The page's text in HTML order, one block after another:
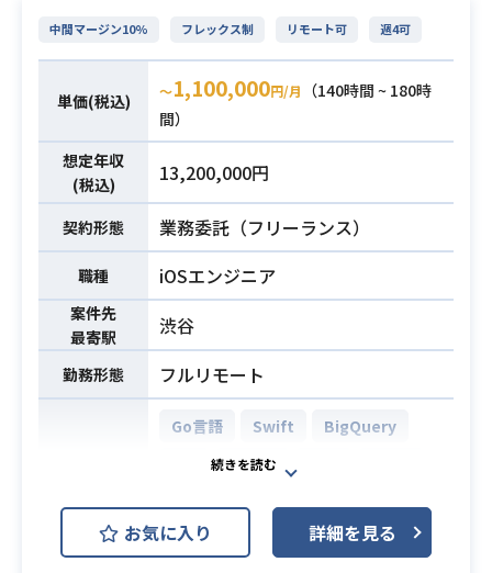
コード生成、単体試験、エンドユー
ザーとの折衝まで幅広く対応してい
ただきます。
【仕事内容】
下記の業務を担っていただく想定で
す。
・要件定義に基づく基本設計書の作
成およびMarkdownドキュメント、A
Iエージェントファイルの作成
・Reactを用いたフロントエンド開
発および画面設計（Figma使用）
・GitHub Copilotを活用したコード
生成および単体試験（カバレッジ測
定）の実施
・エンドユーザーとの各種折衝およ
※詳細は面談時にお伝えします。
必須スキル
・Reactでの開発経験3年以上
・Figmaを用いた一人称での基本設
中間マージン10% フレックス制 リモート可 週4可
単価(税込) 〜1,100,000円/月
（140時間 ~ 180時
間）
想定年収
(税込)
13,200,000円
契約形態 業務委託（フリーランス）
職種 iOSエンジニア
案件先
最寄駅
渋谷
勤務形態 フルリモート
Go言語 Swift
BigQuery
Gradle
Figma
500万DL越えの大人気お買い物アプ
お気に入り 詳細を見る